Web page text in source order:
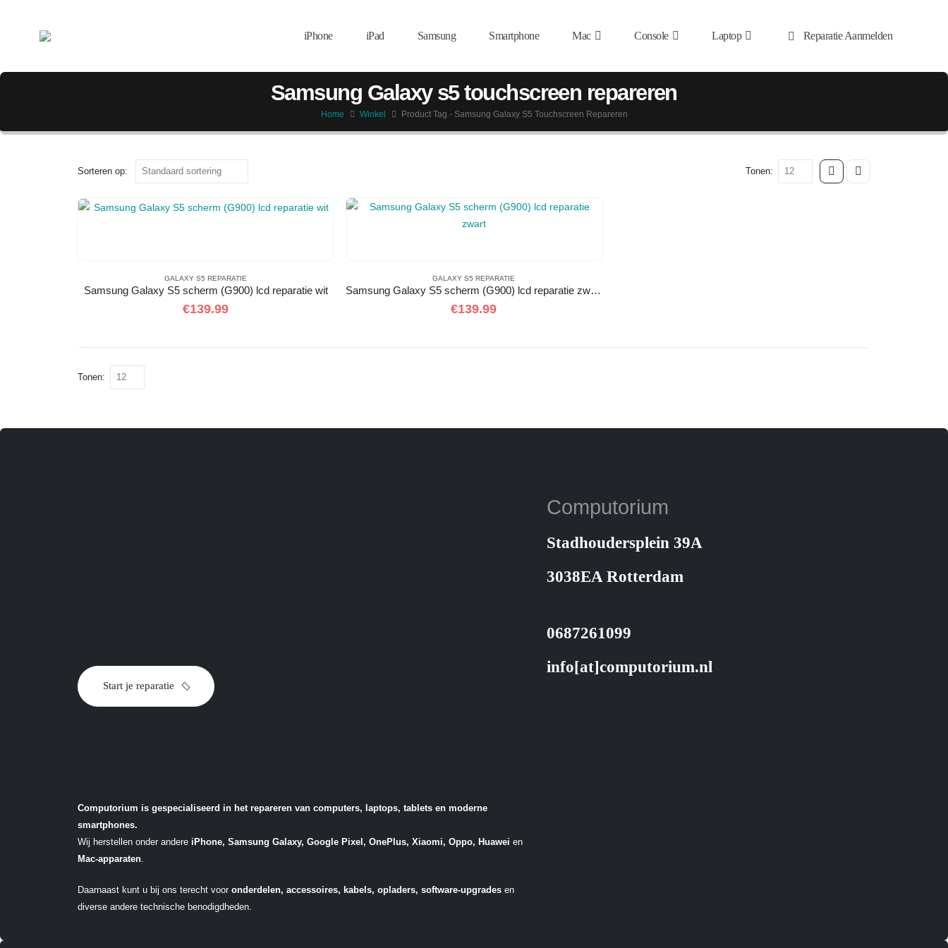
iPhone iPad Samsung Smartphone Mac Console Laptop Reparatie Aanmelden
Samsung Galaxy s5 touchscreen repareren
Home Winkel Product Tag - Samsung Galaxy S5 Touchscreen Repareren
Sorteren op: Tonen:
GALAXY S5 REPARATIE
Samsung Galaxy S5 scherm (G900) lcd reparatie wit
€139.99
GALAXY S5 REPARATIE
Samsung Galaxy S5 scherm (G900) lcd reparatie zwart
€139.99
Tonen:
Start je reparatie
Computorium is gespecialiseerd in het repareren van computers, laptops, tablets en moderne
smartphones.
Wij herstellen onder andere iPhone, Samsung Galaxy, Google Pixel, OnePlus, Xiaomi, Oppo, Huawei en
Mac-apparaten
Daarnaast kunt u bij ons terecht voor onderdelen, accessoires, kabels, opladers, software-upgrades en
diverse andere technische benodigdheden.
Computorium
Stadhoudersplein 39A
3038EA Rotterdam
0687261099
info[at]computorium.nl